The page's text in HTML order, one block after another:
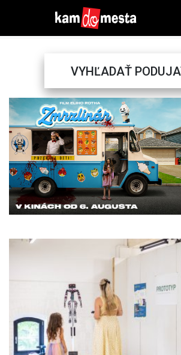
VYHĽADAŤ
Previous